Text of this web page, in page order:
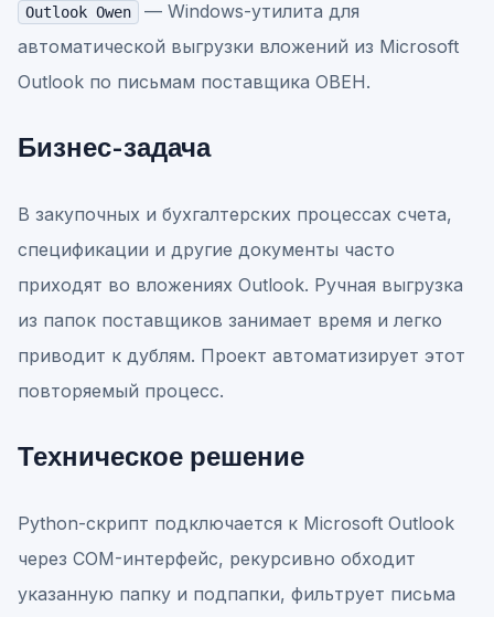
Outlook Owen
— Windows-утилита для
автоматической выгрузки вложений из Microsoft
Outlook по письмам поставщика ОВЕН.
Бизнес-задача
В закупочных и бухгалтерских процессах счета,
спецификации и другие документы часто
приходят во вложениях Outlook. Ручная выгрузка
из папок поставщиков занимает время и легко
приводит к дублям. Проект автоматизирует этот
повторяемый процесс.
Техническое решение
Python-скрипт подключается к Microsoft Outlook
через COM-интерфейс, рекурсивно обходит
указанную папку и подпапки, фильтрует письма